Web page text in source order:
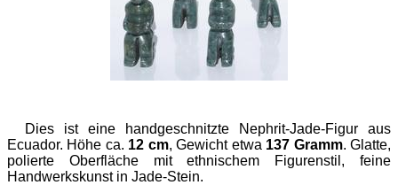
Dies ist eine handgeschnitzte Nephrit-Jade-Figur aus
Ecuador. Höhe ca. 12 cm, Gewicht etwa 137 Gramm. Glatte,
polierte Oberfläche mit ethnischem Figurenstil, feine
Handwerkskunst in Jade-Stein.